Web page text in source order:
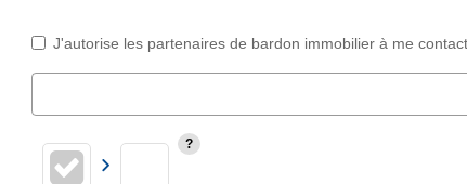
J'autorise les partenaires de bardon immobilier à me